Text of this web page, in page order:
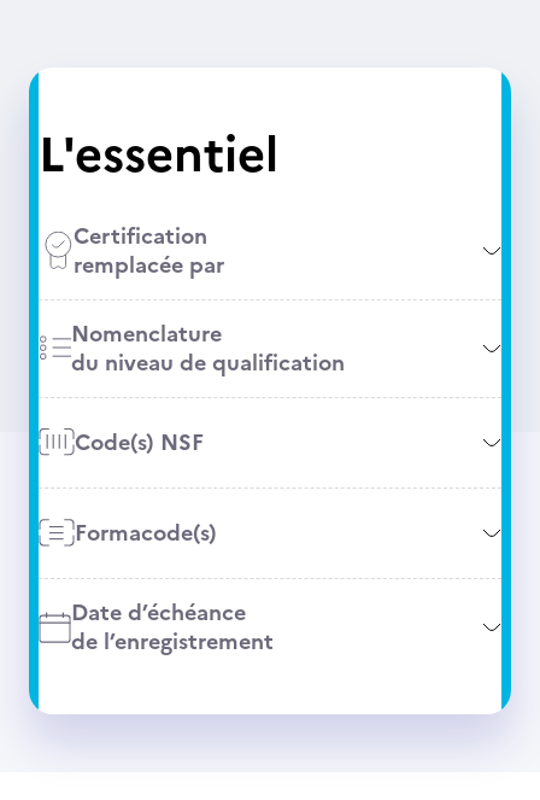
L'essentiel
Certification
remplacée par
Nomenclature
du niveau de qualification
Code(s) NSF
Formacode(s)
Date d’échéance
de l’enregistrement